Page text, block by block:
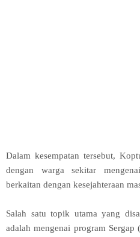
Dalam kesempatan tersebut,
dengan warga sekitar
berkaitan dengan kesejahteraan
Salah satu topik utama yang
adalah mengenai program Sergap